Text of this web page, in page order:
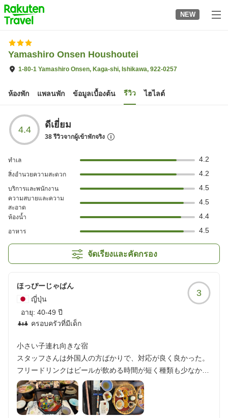
to
top
page
NEW
Yamashiro Onsen Houshoutei
1-80-1 Yamashiro Onsen, Kaga-shi, Ishikawa, 922-0257
ห้องพัก แพลนพัก ข้อมูลเบื้องต้น รีวิว ไฮไลต์
4.4 ดีเยี่ยม
38รีวิวจากผู้เข้าพักจริง
ทำเล 4.2
สิ่งอำนวยความสะดวก 4.2
บริการและพนักงาน 4.5
ความสบายและความ
สะอาด
4.5
ห้องน้ำ 4.4
อาหาร 4.5
จัดเรียงและคัดกรอง
ほっぴーじゃぱん
ญี่ปุ่น
อายุ: 40-49 ปี
ครอบครัวที่มีเด็ก
3
小さい子連れ向きな宿
スタッフさんは外国人の方ばかりで、対応が良く良かった。
フリードリンクはビールが飲める時間が短く種類も少なかっ
た。ラウンジが混む時間は席が狭く感じました。お酒を飲む
ので、おつまみがあればいいと思いました。パンケーキも混
む時間はなかなか時間がかかった。